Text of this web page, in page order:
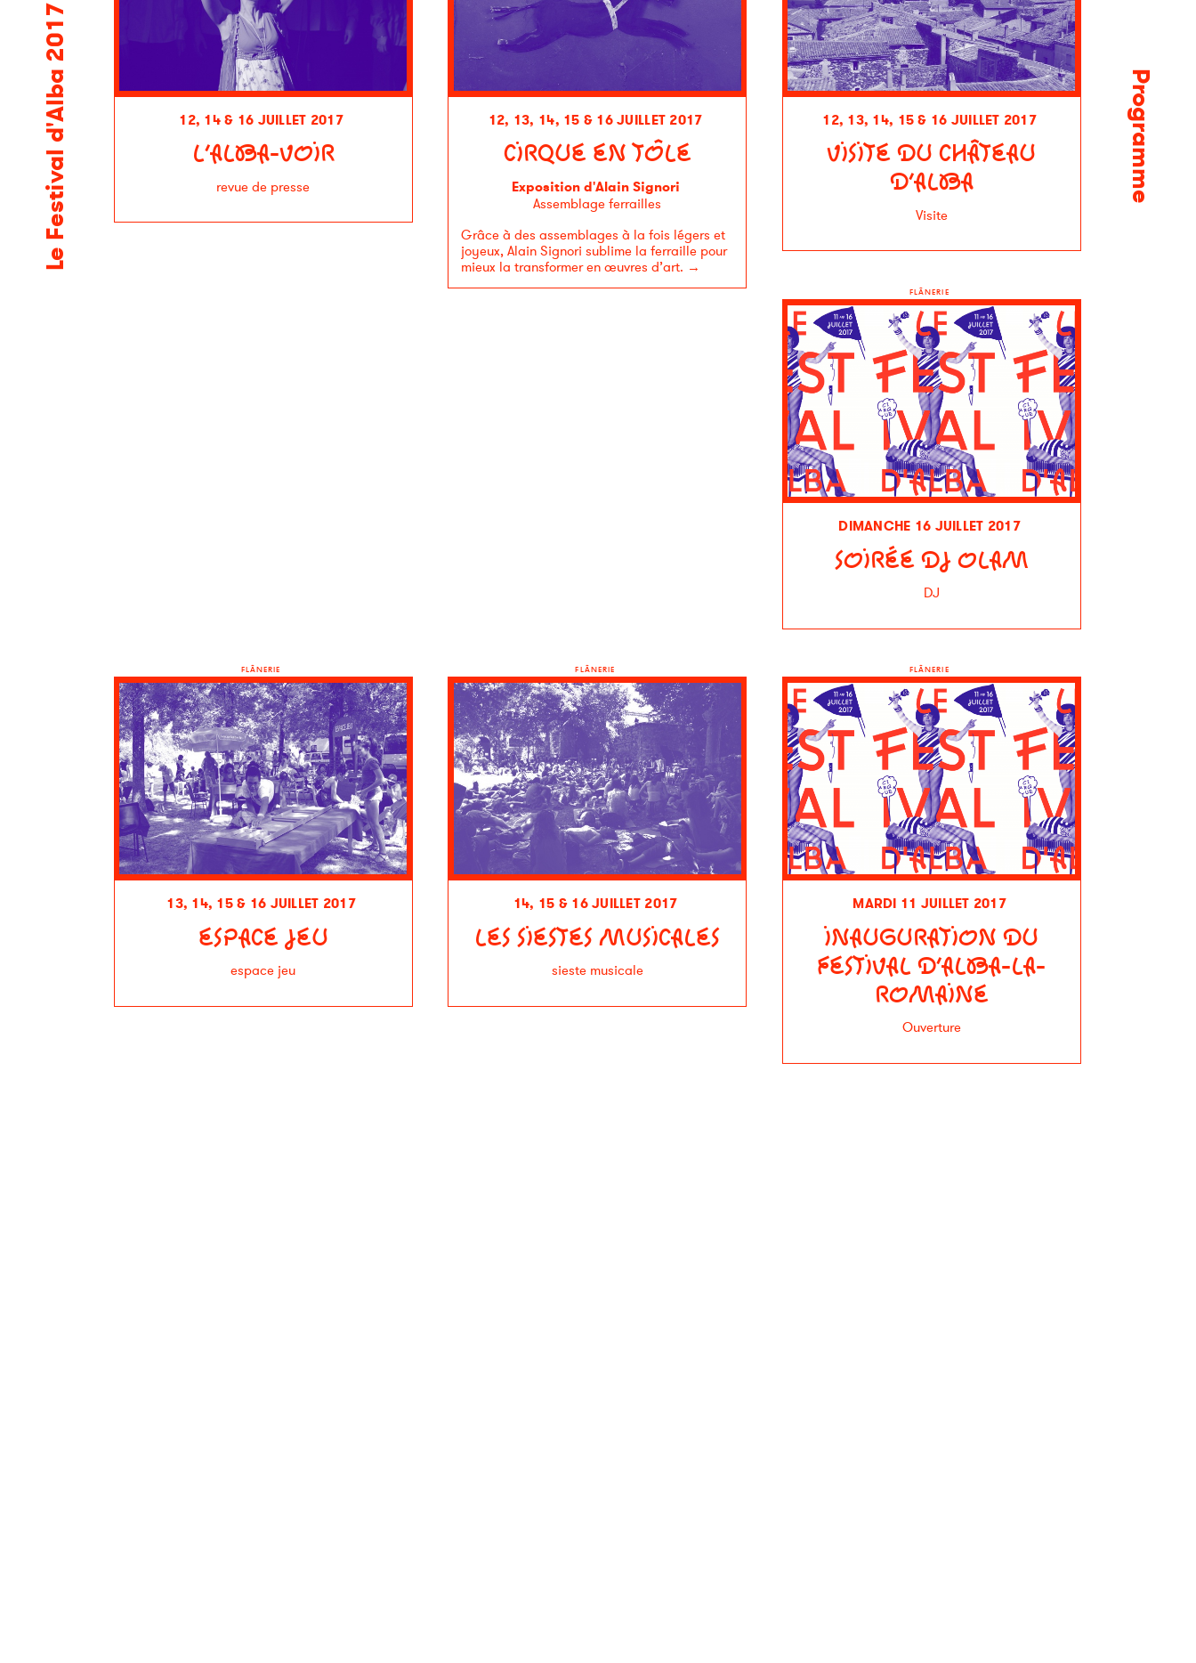
Le Festival d'Alba 2017 Programme
12, 14 & 16 JUILLET 2017
L’ALBA-VOIR
revue de presse
12, 13, 14, 15 & 16 JUILLET 2017
CIRQUE EN TÔLE
Exposition d'Alain Signori
Assemblage ferrailles
Grâce à des assemblages à la fois légers et
joyeux, Alain Signori sublime la ferraille pour
mieux la transformer en œuvres d’art.
12, 13, 14, 15 & 16 JUILLET 2017
VISITE DU CHÂTEAU
D’ALBA
Visite
FLÂNERIE
DIMANCHE 16 JUILLET 2017
SOIRÉE DJ OLAM
DJ
FLÂNERIE
13, 14, 15 & 16 JUILLET 2017
ESPACE JEU
espace jeu
FLÂNERIE
14, 15 & 16 JUILLET 2017
LES SIESTES MUSICALES
sieste musicale
FLÂNERIE
MARDI 11 JUILLET 2017
INAUGURATION DU
FESTIVAL D’ALBA-LA-
ROMAINE
Ouverture